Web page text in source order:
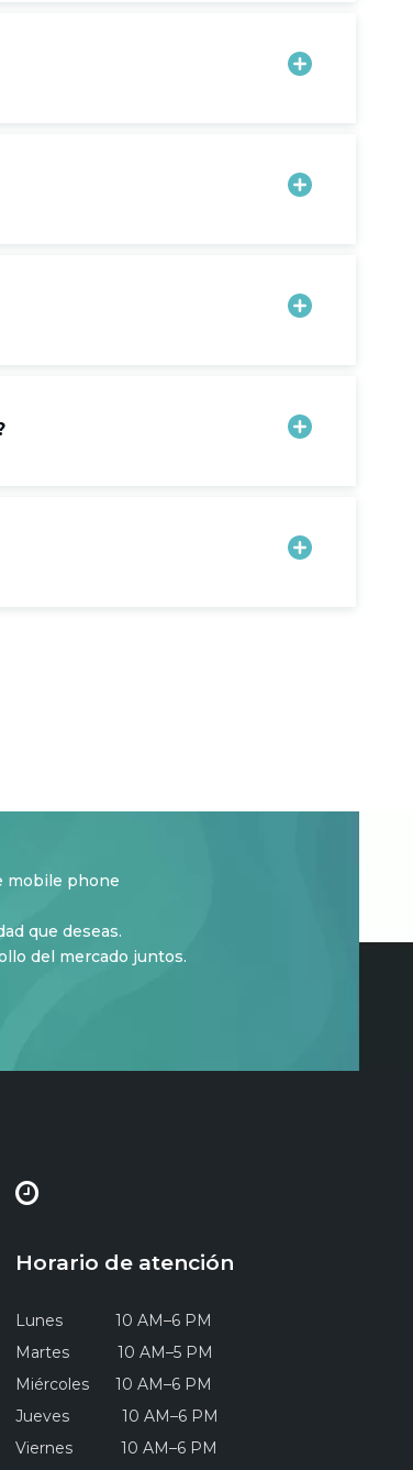
mobile phone
que deseas.
del mercado juntos.
Horario de atención
Lunes 10 AM–6 PM
Martes 10 AM–5 PM
Miércoles 10 AM–6 PM
Jueves 10 AM–6 PM
Viernes 10 AM–6 PM